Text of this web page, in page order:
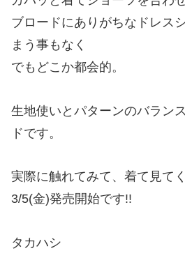
ブロードにありがちなドレス
まう事もなく
でもどこか都会的。
生地使いとパターンのバラン
ドです。
実際に触れてみて、着て見てく
3/5(金)発売開始です!!
タカハシ